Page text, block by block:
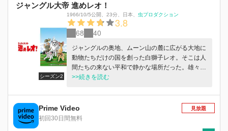
ジャングル大帝 進めレオ！
シーズン2
1966/10/5公開 23分 日本 虫プロダクション
3.8
68 40
ジャングルの奥地、ムーン山の麓に広がる大地に
動物たちだけの国を創った白獅子レオ。そこは人
間たちの来ない平和で静かな場所だった。雄々し
く成長したレオは幼友達であったライヤと結婚
和なジャングルと家族を守り育てていた。ところ
が、レオと考えを異にする動物たちとの葛藤、そ
してムーン山に眠る超エネルギー物質「月光石」
>>続きを読む
Prime Video
初回30日間無料
見放題